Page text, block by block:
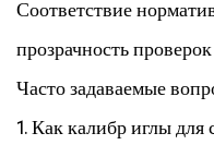
Соответствие
прозрачность проверок
Часто задаваемые
1. Как калибр иглы для